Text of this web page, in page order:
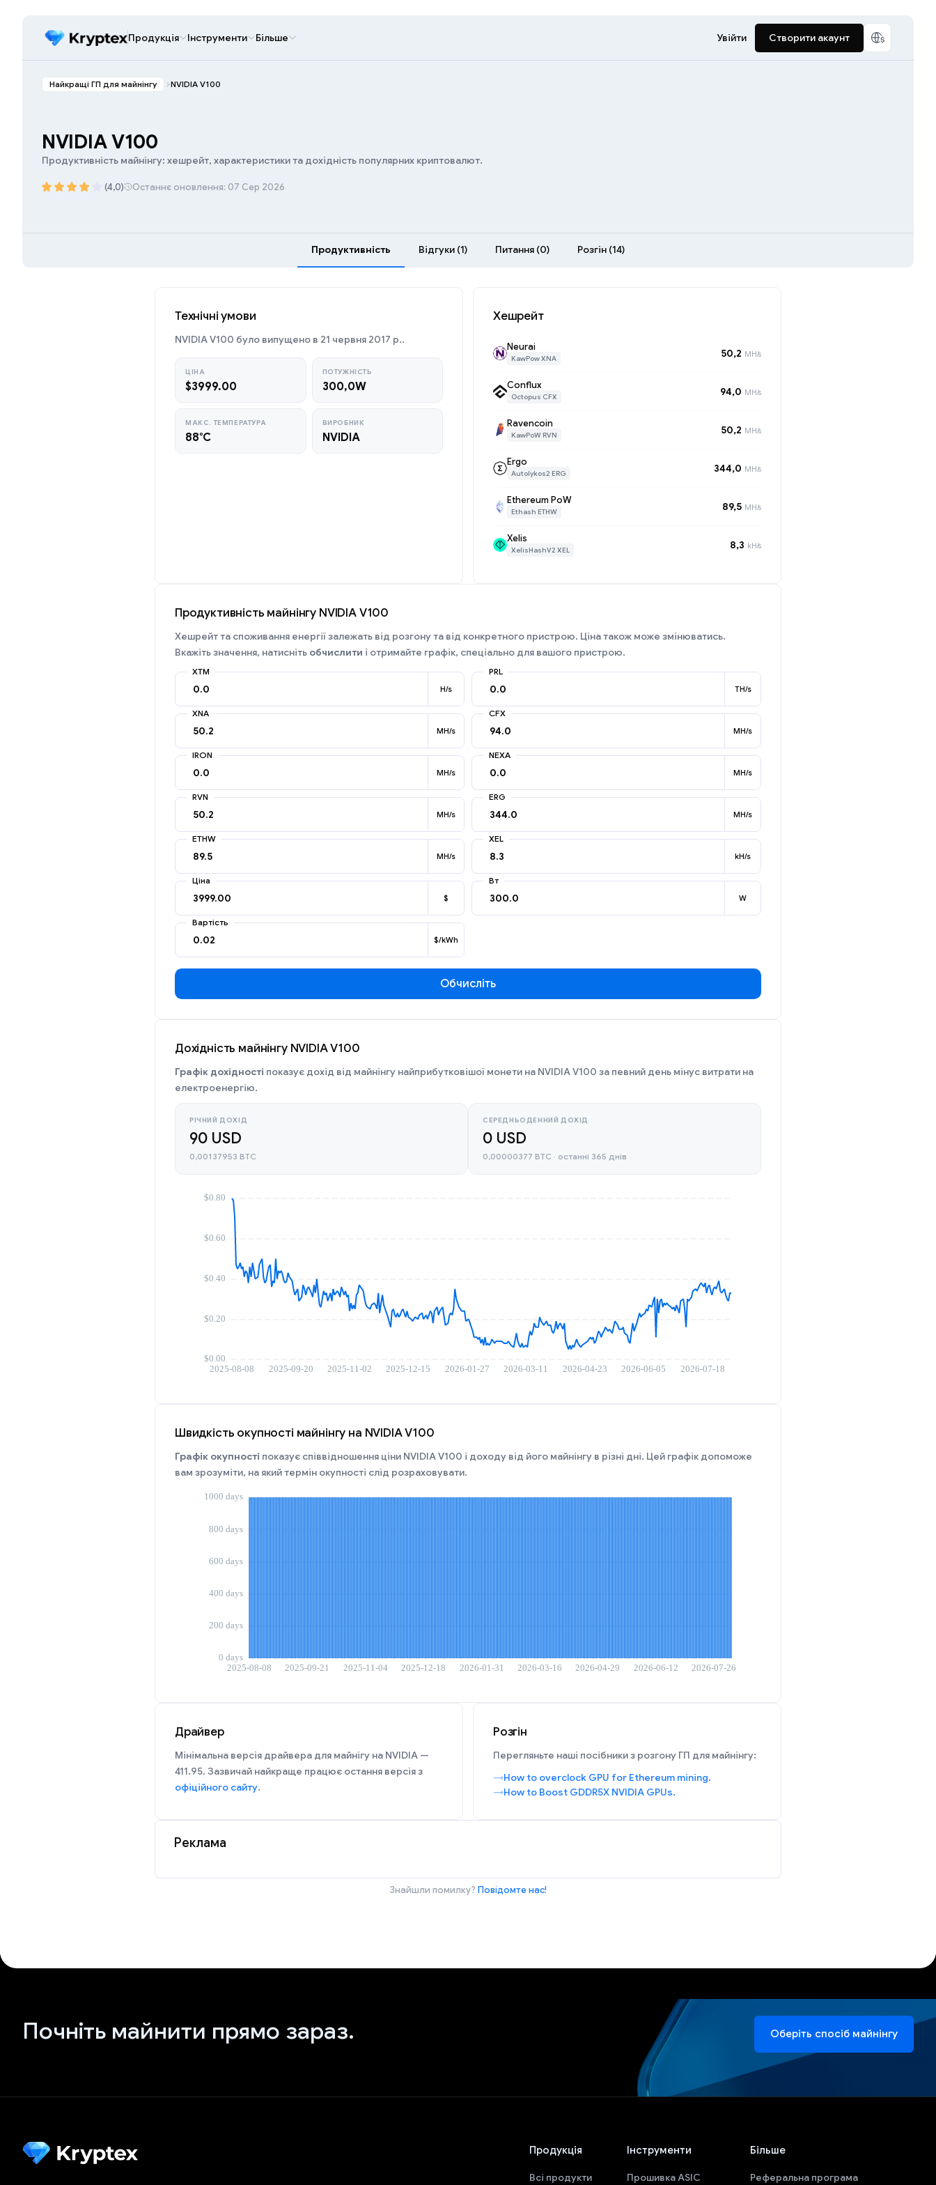
Продукція Інструменти Більше Увійти Створити акаунт
Найкращі ГП для майнінгу NVIDIA V100
NVIDIA V100
Продуктивність майнінгу: хешрейт, характеристики та дохідність популярних криптовалют.
(4,0) Останнє оновлення: 07 Сер 2026
Продуктивність Відгуки (1) Питання (0) Розгін (14)
Технічні умови
NVIDIA V100 було випущено в 21 червня 2017 р..
ЦІНА
$3999.00
ПОТУЖНІСТЬ
300,0W
МАКС. ТЕМПЕРАТУРА
88°C
ВИРОБНИК
NVIDIA
Хешрейт
Neurai
KawPow XNA 50,2 MH/s
Conflux
Octopus CFX 94,0 MH/s
Ravencoin
KawPoW RVN 50,2 MH/s
Ergo
Autolykos2 ERG 344,0 MH/s
Ethereum PoW
Ethash ETHW 89,5 MH/s
Xelis
XelisHashV2 XEL 8,3 kH/s
Продуктивність майнінгу NVIDIA V100
Хешрейт та споживання енергії залежать від розгону та від конкретного пристрою. Ціна також може змінюватись.
Вкажіть значення, натисніть обчислити і отримайте графік, спеціально для вашого пристрою.
XTM
H/s
PRL
TH/s
XNA
MH/s
CFX
MH/s
IRON
MH/s
NEXA
MH/s
RVN
MH/s
ERG
MH/s
ETHW
MH/s
XEL
kH/s
Ціна
$
Вт
W
Вартість
$/kWh
Обчисліть
Дохідність майнінгу NVIDIA V100
Графік дохідності показує дохід від майнінгу найприбутковішої монети на NVIDIA V100 за певний день мінус витрати на
електроенергію.
РІЧНИЙ ДОХІД
90 USD
0,00137953 BTC
СЕРЕДНЬОДЕННИЙ ДОХІД
0 USD
0,00000377 BTC · останні 365 днів
Швидкість окупності майнінгу на NVIDIA V100
Графік окупності показує співвідношення ціни NVIDIA V100 і доходу від його майнінгу в різні дні. Цей графік допоможе
вам зрозуміти, на який термін окупності слід розраховувати.
Драйвер
Мінімальна версія драйвера для майнігу на NVIDIA —
411.95. Зазвичай найкраще працює остання версія з
офіційного сайту.
Розгін
Перегляньте наші посібники з розгону ГП для майнінгу:
How to overclock GPU for Ethereum mining.
How to Boost GDDR5X NVIDIA GPUs.
Реклама
Знайшли помилку? Повідомте нас!
Почніть майнити прямо зараз. Оберіть спосіб майнінгу
Продукція
Всі продукти
Інструменти
Прошивка ASIC
Більше
Реферальна програма